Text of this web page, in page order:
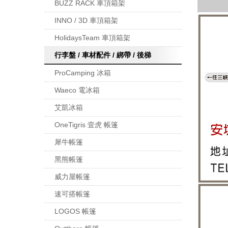
BUZZ RACK 車頂箱架
INNO / 3D 車頂箱架
HolidaysTeam 車頂箱架
行李盤 / 車材配件 / 綁帶 / 後梯
ProCamping 冰箱
Waeco 電冰箱
艾凱冰箱
OneTigris 壹虎 帳篷
犀牛帳篷
黑熊帳篷
威力屋帳篷
速可搭帳篷
LOGOS 帳篷